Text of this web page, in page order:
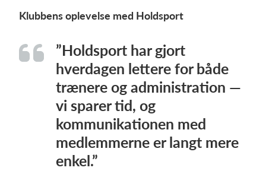
Klubbens oplevelse med Holdsport
”Holdsport har gjort
hverdagen lettere for både
trænere og administration —
vi sparer tid, og
kommunikationen med
medlemmerne er langt mere
enkel.”